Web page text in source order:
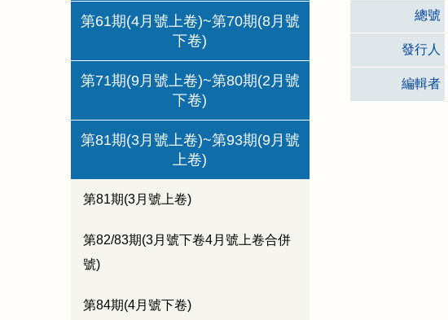
第61期(4月號上卷)~第70期(8月號
下卷)
第71期(9月號上卷)~第80期(2月號
下卷)
第81期(3月號上卷)~第93期(9月號
上卷)
第81期(3月號上卷)
第82/83期(3月號下卷4月號上卷合併
號)
第84期(4月號下卷)
總號
發行人
編輯者